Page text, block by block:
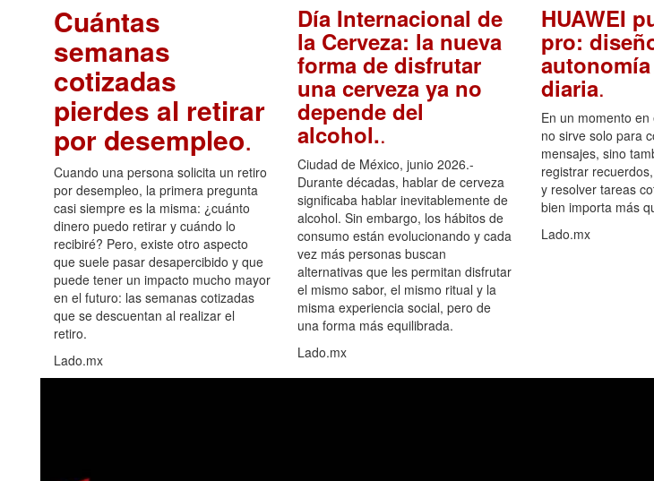
Cuántas
semanas
cotizadas
pierdes al retirar
por desempleo.
Cuando una persona solicita un retiro
por desempleo, la primera pregunta
casi siempre es la misma: ¿cuánto
dinero puedo retirar y cuándo lo
recibiré? Pero, existe otro aspecto
que suele pasar desapercibido y que
puede tener un impacto mucho mayor
en el futuro: las semanas cotizadas
que se descuentan al realizar el
retiro.
Lado.mx
Día Internacional de
la Cerveza: la nueva
forma de disfrutar
una cerveza ya no
depende del
alcohol..
Ciudad de México, junio 2026.-
Durante décadas, hablar de cerveza
significaba hablar inevitablemente de
alcohol. Sin embargo, los hábitos de
consumo están evolucionando y cada
vez más personas buscan
alternativas que les permitan disfrutar
el mismo sabor, el mismo ritual y la
misma experiencia social, pero de
una forma más equilibrada.
Lado.mx
HUAWEI
pro:
diaria.
En un momento
no sirve solo para
mensajes, sino
registrar
y resolver tareas
bien importa más
Lado.mx